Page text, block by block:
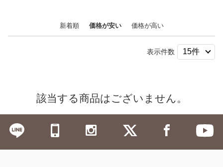
新着順 価格が安い 価格が高い
表示件数
該当する商品はございません。